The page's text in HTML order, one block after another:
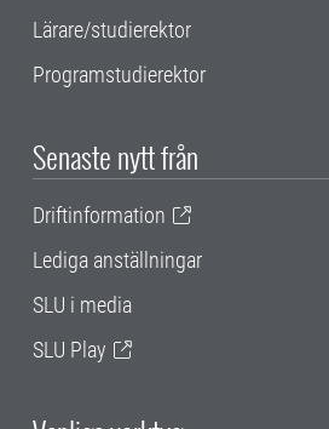
Lärare/studierektor
Programstudierektor
Senaste nytt från
Driftinformation
Lediga anställningar
SLU i media
SLU Play